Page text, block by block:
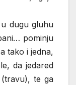
dugu gluhu
pominju
tako i jedna,
da jedared
te ga